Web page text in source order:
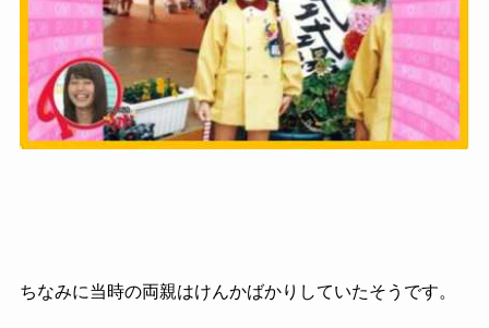
ちなみに当時の両親はけんかばかりしていたそうです。